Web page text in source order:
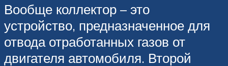
Вообще коллектор – это
устройство, предназначенное для
отвода отработанных газов от
двигателя автомобиля. Второй